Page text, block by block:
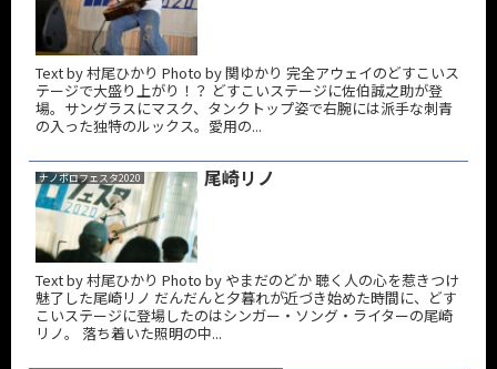
Text by 村尾ひかり Photo by 関ゆかり 完全アウェイのどすこいス
テージで大盛り上がり！？ どすこいステージに佐伯誠之助が登
場。サングラスにマスク、タンクトップ姿で右腕には派手な刺青
の入った独特のルックス。愛用の...
ナノボロフェスタ2020 尾崎リノ
Text by 村尾ひかり Photo by やまだのどか 聴く人の心を惹きつけ
魅了した尾崎リノ だんだんと夕暮れが近づき始めた時間に、どす
こいステージに登場したのはシンガー・ソング・ライターの尾崎
リノ。 落ち着いた照明の中...